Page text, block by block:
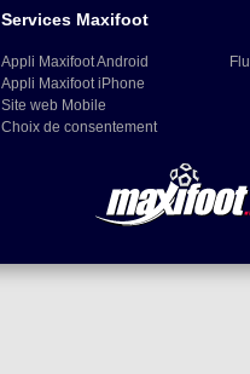
Services Maxifoot
Appli Maxifoot Android
Appli Maxifoot iPhone
Site web Mobile
Choix de consentement